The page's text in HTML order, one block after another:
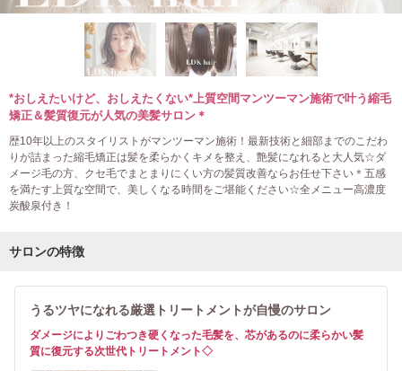
*おしえたいけど、おしえたくない*上質空間マンツーマン施術で叶う縮毛
矯正＆髪質復元が人気の美髪サロン＊
歴10年以上のスタイリストがマンツーマン施術！最新技術と細部までのこだわ
りが詰まった縮毛矯正は髪を柔らかくキメを整え、艶髪になれると大人気☆ダ
メージ毛の方、クセ毛でまとまりにくい方の髪質改善ならお任せ下さい＊五感
を満たす上質な空間で、美しくなる時間をご堪能ください☆全メニュー高濃度
炭酸泉付き！
サロンの特徴
うるツヤになれる厳選トリートメントが自慢のサロン
ダメージによりごわつき硬くなった毛髪を、芯があるのに柔らかい髪
質に復元する次世代トリートメント◇